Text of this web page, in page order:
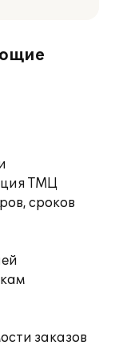
ТМЦ
сроков
заказов